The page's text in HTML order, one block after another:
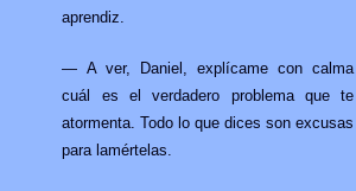
aprendiz.
— A ver, Daniel, explícame con calma
cuál es el verdadero problema que te
atormenta. Todo lo que dices son excusas
para lamértelas.